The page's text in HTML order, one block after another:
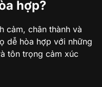
hợp?
cảm, chân thành và
dễ hòa hợp với những
tôn trọng cảm xúc